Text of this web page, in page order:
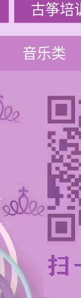
古筝培
音乐类